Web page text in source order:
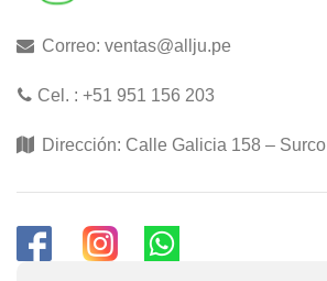
Correo: ventas@allju.pe
Cel. : +51 951 156 203
Dirección: Calle Galicia 158 – Surco